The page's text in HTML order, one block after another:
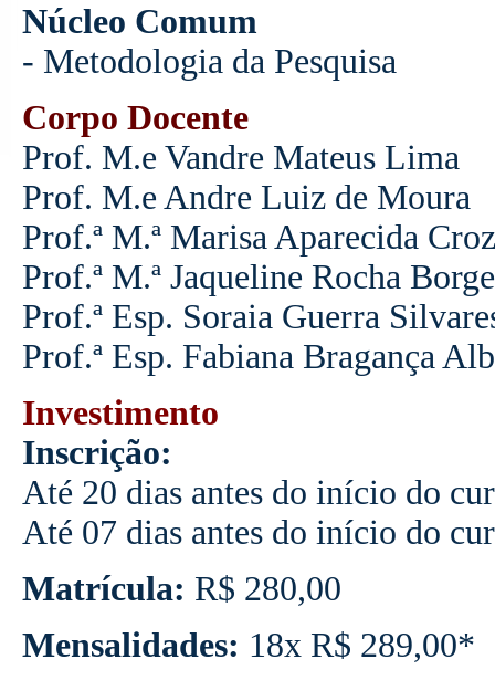
Núcleo Comum
- Metodologia da Pesquisa
Corpo Docente
Prof. M.e Vandre Mateus Lima
Prof. M.e Andre Luiz de Moura
Prof.ª M.ª Marisa Aparecida
Prof.ª M.ª Jaqueline Rocha
Prof.ª Esp. Soraia Guerra
Prof.ª Esp. Fabiana Bragança
Investimento
Inscrição:
Até 20 dias antes do início do
Até 07 dias antes do início do
Matrícula: R$ 280,00
Mensalidades: 18x R$ 289,00*